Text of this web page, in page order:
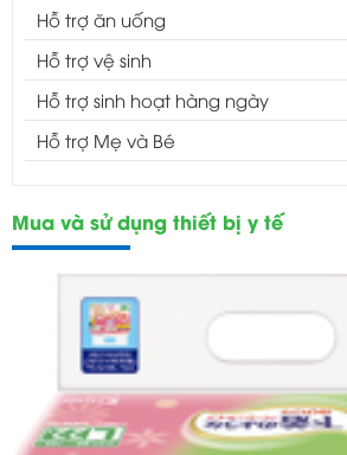
Hỗ trợ ăn uống
Hỗ trợ vệ sinh
Hỗ trợ sinh hoạt hàng ngày
Hỗ trợ Mẹ và Bé
Mua và sử dụng thiết bị y tế